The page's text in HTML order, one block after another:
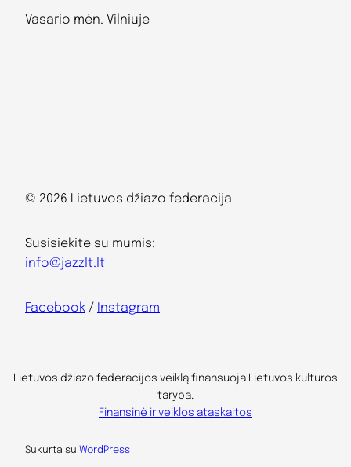
Vasario mėn. Vilniuje
© 2026 Lietuvos džiazo federacija
Susisiekite su mumis:
info@jazzlt.lt
Facebook / Instagram
Lietuvos džiazo federacijos veiklą finansuoja Lietuvos kultūros
taryba.
Finansinė ir veiklos ataskaitos
Sukurta su WordPress